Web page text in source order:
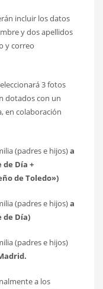
incluir los datos
y dos apellidos
y correo
3 fotos
dotados con un
en colaboración
(padres e hijos)a
de Día +
de Toledo»)
(padres e hijos)a
de Día)
(padres e hijos)
a los